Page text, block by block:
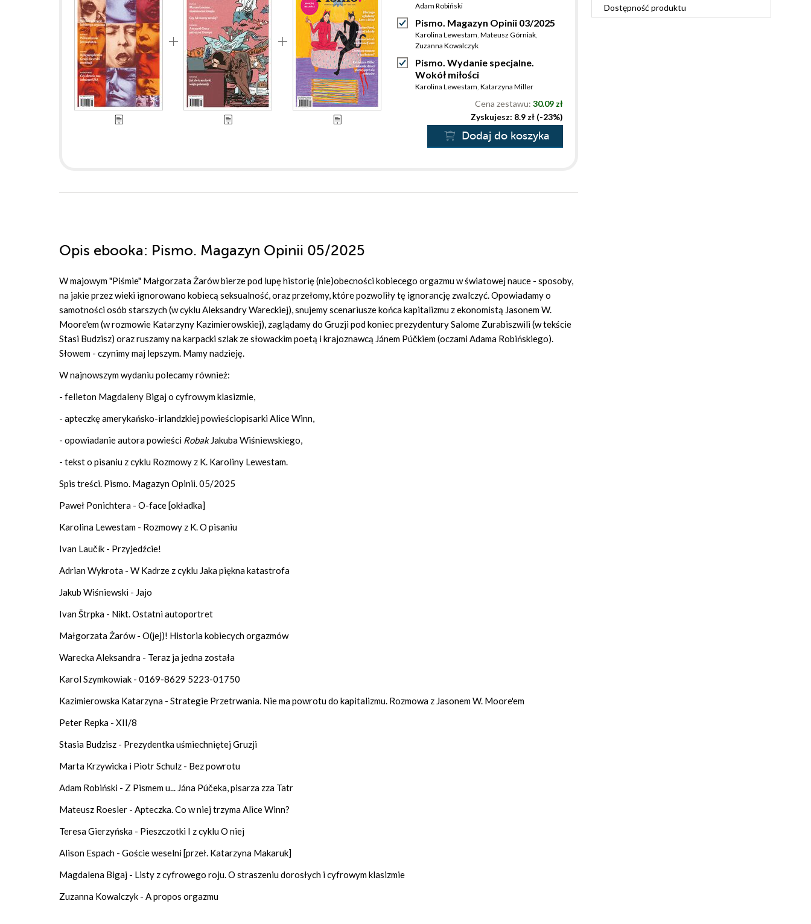
Dostępność produktu
Adam Robiński
Pismo. Magazyn Opinii 03/2025
Karolina Lewestam, Mateusz Górniak,
Zuzanna Kowalczyk
Pismo. Wydanie specjalne.
Wokół miłości
Karolina Lewestam, Katarzyna Miller
Cena zestawu: 30.09 zł
Zyskujesz: 8.9 zł (-23%)
Dodaj do koszyka
Opis ebooka: Pismo. Magazyn Opinii 05/2025
W majowym "Piśmie" Małgorzata Żarów bierze pod lupę historię (nie)obecności kobiecego orgazmu w światowej nauce - sposoby,
na jakie przez wieki ignorowano kobiecą seksualność, oraz przełomy, które pozwoliły tę ignorancję zwalczyć. Opowiadamy o
samotności osób starszych (w cyklu Aleksandry Wareckiej), snujemy scenariusze końca kapitalizmu z ekonomistą Jasonem W.
Moore'em (w rozmowie Katarzyny Kazimierowskiej), zaglądamy do Gruzji pod koniec prezydentury Salome Zurabiszwili (w tekście
Stasi Budzisz) oraz ruszamy na karpacki szlak ze słowackim poetą i krajoznawcą Jánem Púčkiem (oczami Adama Robińskiego).
Słowem - czynimy maj lepszym. Mamy nadzieję.
W najnowszym wydaniu polecamy również:
- felieton Magdaleny Bigaj o cyfrowym klasizmie,
- apteczkę amerykańsko-irlandzkiej powieściopisarki Alice Winn,
- opowiadanie autora powieści RobakJakuba Wiśniewskiego,
- tekst o pisaniu z cyklu Rozmowy z K. Karoliny Lewestam.
Spis treści. Pismo. Magazyn Opinii. 05/2025
Paweł Ponichtera - O-face [okładka]
Karolina Lewestam - Rozmowy z K. O pisaniu
Ivan Laučík - Przyjedźcie!
Adrian Wykrota - W Kadrze z cyklu Jaka piękna katastrofa
Jakub Wiśniewski - Jajo
Ivan Štrpka - Nikt. Ostatni autoportret
Małgorzata Żarów - O(jej)! Historia kobiecych orgazmów
Warecka Aleksandra - Teraz ja jedna została
Karol Szymkowiak - 0169-8629 5223-01750
Kazimierowska Katarzyna - Strategie Przetrwania. Nie ma powrotu do kapitalizmu. Rozmowa z Jasonem W. Moore'em
Peter Repka - XII/8
Stasia Budzisz - Prezydentka uśmiechniętej Gruzji
Marta Krzywicka i Piotr Schulz - Bez powrotu
Adam Robiński - Z Pismem u... Jána Púčeka, pisarza zza Tatr
Mateusz Roesler - Apteczka. Co w niej trzyma Alice Winn?
Teresa Gierzyńska - Pieszczotki I z cyklu O niej
Alison Espach - Goście weselni [przeł. Katarzyna Makaruk]
Magdalena Bigaj - Listy z cyfrowego roju. O straszeniu dorosłych i cyfrowym klasizmie
Zuzanna Kowalczyk - A propos orgazmu